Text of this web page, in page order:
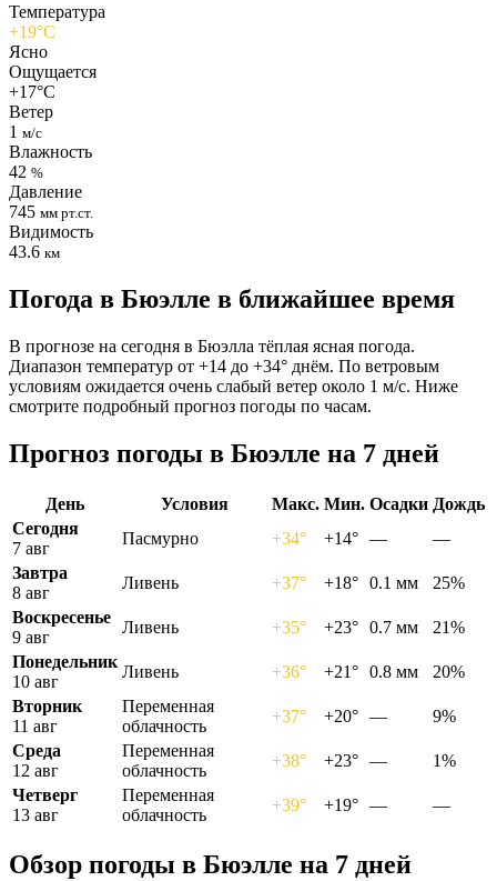
Температура
+19°C
Ясно
Ощущается
+17°C
Ветер
1 м/с
Влажность
42 %
Давление
745 мм рт.ст.
Видимость
43.6 км
Погода в Бюэлле в ближайшее время
В прогнозе на сегодня в Бюэлла тёплая ясная погода.
Диапазон температур от +14 до +34° днём. По ветровым
условиям ожидается очень слабый ветер около 1 м/с. Ниже
смотрите подробный прогноз погоды по часам.
Прогноз погоды в Бюэлле на 7 дней
День Условия Макс. Мин. Осадки Дождь
Сегодня
7 авг
Пасмурно +34° +14° —
—
Завтра
8 авг
Ливень +37° +18° 0.1 мм
25%
Воскресенье
9 авг
Ливень +35° +23° 0.7 мм
21%
Понедельник
10 авг
Ливень +36° +21° 0.8 мм
20%
Вторник
11 авг
Переменная
облачность
+37° +20° —
9%
Среда
12 авг
Переменная
облачность
+38° +23° —
1%
Четверг
13 авг
Переменная
облачность
+39° +19° — —
Обзор погоды в Бюэлле на 7 дней